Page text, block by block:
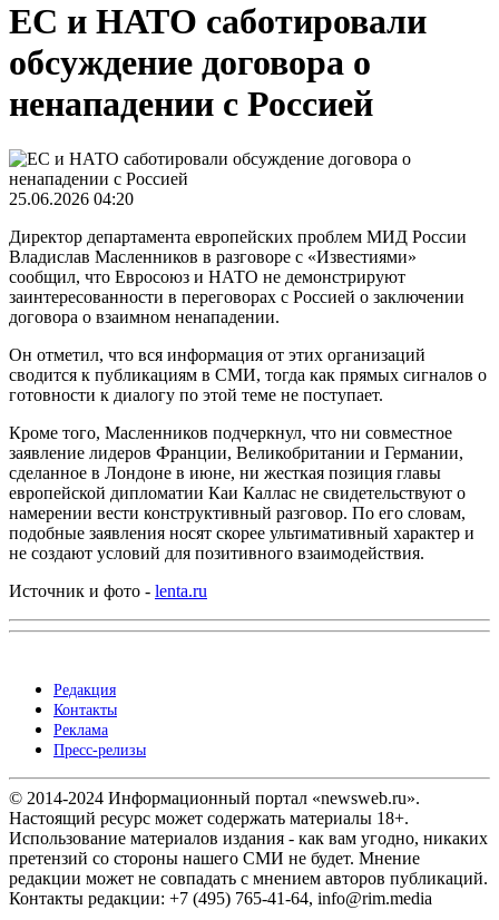
ЕС и НАТО саботировали
обсуждение договора о
ненападении с Россией
25.06.2026 04:20
Директор департамента европейских проблем МИД России
Владислав Масленников в разговоре с «Известиями»
сообщил, что Евросоюз и НАТО не демонстрируют
заинтересованности в переговорах с Россией о заключении
договора о взаимном ненападении.
Он отметил, что вся информация от этих организаций
сводится к публикациям в СМИ, тогда как прямых сигналов о
готовности к диалогу по этой теме не поступает.
Кроме того, Масленников подчеркнул, что ни совместное
заявление лидеров Франции, Великобритании и Германии,
сделанное в Лондоне в июне, ни жесткая позиция главы
европейской дипломатии Каи Каллас не свидетельствуют о
намерении вести конструктивный разговор. По его словам,
подобные заявления носят скорее ультимативный характер и
не создают условий для позитивного взаимодействия.
Источник и фото - lenta.ru
Редакция
Контакты
Реклама
Пресс-релизы
© 2014-2024 Информационный портал «newsweb.ru».
Настоящий ресурс может содержать материалы 18+.
Использование материалов издания - как вам угодно, никаких
претензий со стороны нашего СМИ не будет. Мнение
редакции может не совпадать с мнением авторов публикаций.
Контакты редакции: +7 (495) 765-41-64, info@rim.media